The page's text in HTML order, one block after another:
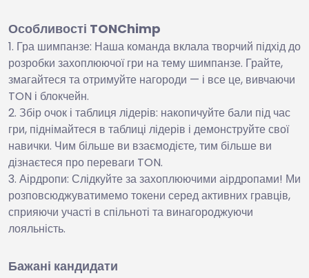
Особливості TONChimp
Гра шимпанзе: Наша команда вклала творчий підхід до
розробки захоплюючої гри на тему шимпанзе. Грайте,
змагайтеся та отримуйте нагороди — і все це, вивчаючи
TON і блокчейн.
Збір очок і таблиця лідерів: накопичуйте бали під час
гри, піднімайтеся в таблиці лідерів і демонструйте свої
навички. Чим більше ви взаємодієте, тим більше ви
дізнаєтеся про переваги TON.
Аірдропи: Слідкуйте за захоплюючими аірдропами! Ми
розповсюджуватимемо токени серед активних гравців,
сприяючи участі в спільноті та винагороджуючи
лояльність.
Бажані кандидати